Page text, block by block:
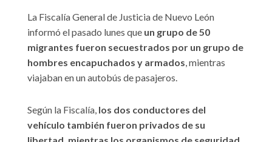
La Fiscalía General de Justicia de Nuevo León
informó el pasado lunes que un grupo de 50
migrantes fueron secuestrados por un grupo de
hombres encapuchados y armados, mientras
viajaban en un autobús de pasajeros.
Según la Fiscalía, los dos conductores del
vehículo también fueron privados de su